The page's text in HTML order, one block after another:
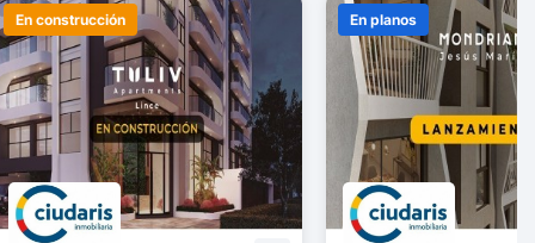
En construcción En planos